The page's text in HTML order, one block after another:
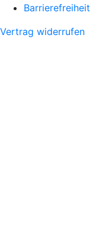
Barrierefreiheit
Vertrag widerrufen